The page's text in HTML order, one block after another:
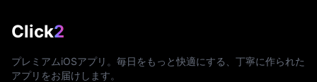
Click2
プレミアムiOSアプリ。毎日をもっと快適にする、丁寧に作られた
アプリをお届けします。